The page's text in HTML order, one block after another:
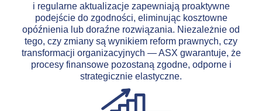
i regularne aktualizacje zapewniają proaktywne
podejście do zgodności, eliminując kosztowne
opóźnienia lub doraźne rozwiązania. Niezależnie od
tego, czy zmiany są wynikiem reform prawnych, czy
transformacji organizacyjnych — ASX gwarantuje, że
procesy finansowe pozostaną zgodne, odporne i
strategicznie elastyczne.